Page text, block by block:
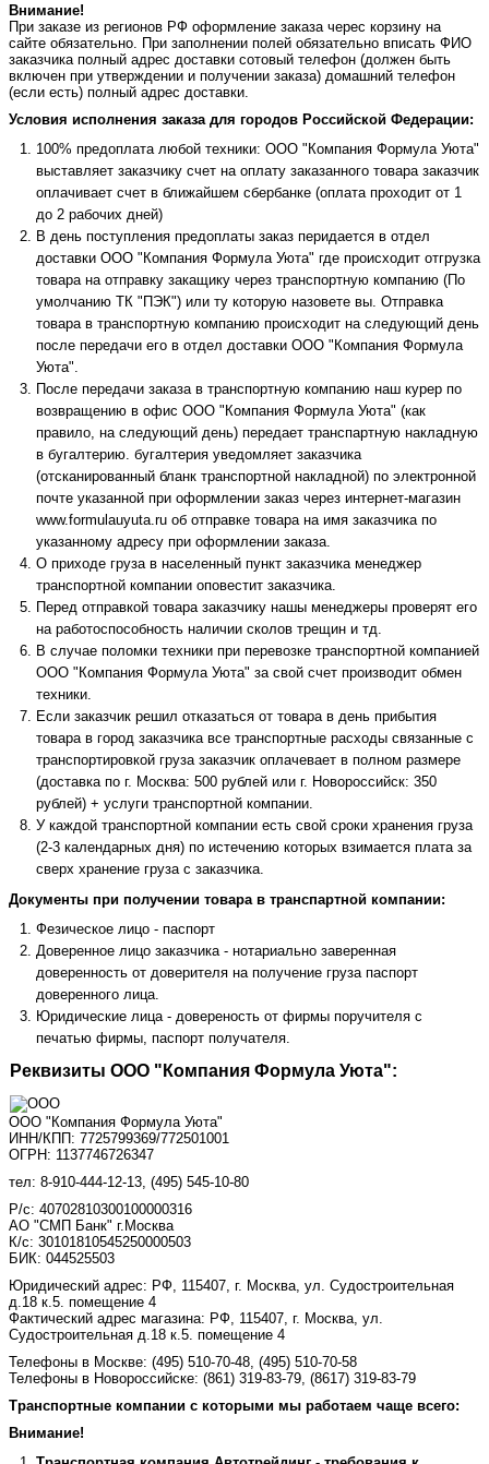
Внимание!
При заказе из регионов РФ оформление заказа черес корзину на
сайте обязательно. При заполнении полей обязательно вписать ФИО
заказчика полный адрес доставки сотовый телефон (должен быть
включен при утверждении и получении заказа) домашний телефон
(если есть) полный адрес доставки.
Условия исполнения заказа для городов Российской Федерации:
100% предоплата любой техники: ООО "Компания Формула Уюта"
выставляет заказчику счет на оплату заказанного товара заказчик
оплачивает счет в ближайшем сбербанке (оплата проходит от 1
до 2 рабочих дней)
В день поступления предоплаты заказ перидается в отдел
доставки ООО "Компания Формула Уюта" где происходит отгрузка
товара на отправку закащику через транспортную компанию (По
умолчанию ТК "ПЭК") или ту которую назовете вы. Отправка
товара в транспортную компанию происходит на следующий день
после передачи его в отдел доставки ООО "Компания Формула
Уюта".
После передачи заказа в транспортную компанию наш курер по
возвращению в офис ООО "Компания Формула Уюта" (как
правило, на следующий день) передает транспартную накладную
в бугалтерию. бугалтерия уведомляет заказчика
(отсканированный бланк транспортной накладной) по электронной
почте указанной при оформлении заказ через интернет-магазин
www.formulauyuta.ru об отправке товара на имя заказчика по
указанному адресу при оформлении заказа.
О приходе груза в населенный пункт заказчика менеджер
транспортной компании оповестит заказчика.
Перед отправкой товара заказчику нашы менеджеры проверят его
на работоспособность наличии сколов трещин и тд.
В случае поломки техники при перевозке транспортной компанией
ООО "Компания Формула Уюта" за свой счет производит обмен
техники.
Если заказчик решил отказаться от товара в день прибытия
товара в город заказчика все транспортные расходы связанные с
транспортировкой груза заказчик оплачевает в полном размере
(доставка по г. Москва: 500 рублей или г. Новороссийск: 350
рублей) + услуги транспортной компании.
У каждой транспортной компании есть свой сроки хранения груза
(2-3 календарных дня) по истечению которых взимается плата за
сверх хранение груза с заказчика.
Документы при получении товара в транспартной компании:
Фезическое лицо - паспорт
Доверенное лицо заказчика - нотариально заверенная
доверенность от доверителя на получение груза паспорт
доверенного лица.
Юридические лица - довереность от фирмы поручителя с
печатью фирмы, паспорт получателя.
Реквизиты ООО "Компания Формула Уюта":
ООО "Компания Формула Уюта"
ИНН/КПП: 7725799369/772501001
ОГРН: 1137746726347
тел: 8-910-444-12-13, (495) 545-10-80
Р/с: 40702810300100000316
АО "СМП Банк" г.Москва
К/с: 30101810545250000503
БИК: 044525503
Юридический адрес: РФ, 115407, г. Москва, ул. Судостроительная
д.18 к.5. помещение 4
Фактический адрес магазина: РФ, 115407, г. Москва, ул.
Судостроительная д.18 к.5. помещение 4
Телефоны в Москве: (495) 510-70-48 (495) 510-70-58
Телефоны в Новороссийске: (861) 319-83-79, (8617) 319-83-79
Транспортные компании с которыми мы работаем чаще всего:
Внимание!